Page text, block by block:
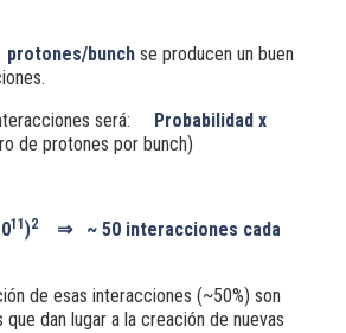
protones/bunch se producen un buen
será:
Probabilidad x
de protones por bunch)
11 )2 ⇒
~ 50 interacciones cada
de esas interacciones (~50%) son
dan lugar a la creación de nuevas